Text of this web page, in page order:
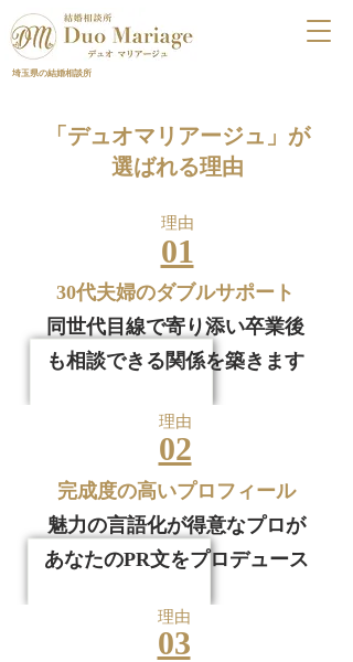
埼玉県の結婚相談所
「デュオマリアージュ」が
選ばれる理由
01
​理由
30代夫婦のダブルサポート
同世代目線で寄り添い卒業後
も相談できる関係を築きます
​理由
02
完成度の高いプロフィール
魅力の言語化が得意なプロが
あなたのPR文をプロデュース
​理由
03